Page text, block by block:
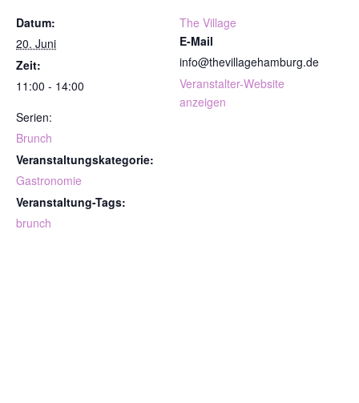
Datum:
20. Juni
Zeit:
11:00 - 14:00
Serien:
Brunch
Veranstaltungskategorie:
Gastronomie
Veranstaltung-Tags:
brunch
The Village
E-Mail
info@thevillagehamburg.de
Veranstalter-Website
anzeigen